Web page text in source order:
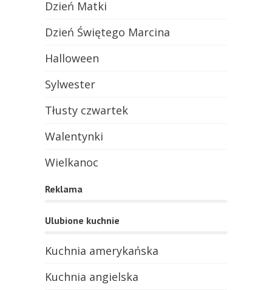
Dzień Matki
Dzień Świętego Marcina
Halloween
Sylwester
Tłusty czwartek
Walentynki
Wielkanoc
Reklama
Ulubione kuchnie
Kuchnia amerykańska
Kuchnia angielska